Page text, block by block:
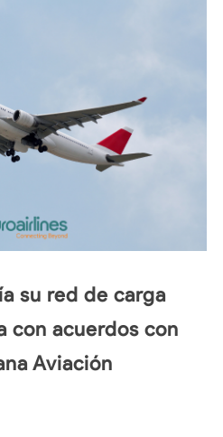
su red de carga
con acuerdos con
Aviación